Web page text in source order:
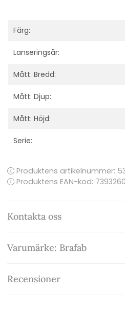
Färg:
Lanseringsår:
Mått: Bredd:
Mått: Djup:
Mått: Höjd:
Serie:
Produktens artikelnummer:
Produktens EAN-kod:
Kontakta oss
Varumärke: Brafab
Recensioner